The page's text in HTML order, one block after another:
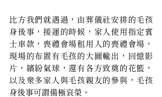
比方我們就遇過，由葬儀社安排的毛孩
身後事，接運的時候，家人使用指定賓
士車款，喪禮會場租用人的喪禮會場，
現場的布置有毛孩的大圖輸出，回憶影
片，繽紛氣球，還有各方致奠的花籃，
以及眾多家人與毛孩親友的參與，毛孩
身後事可謂備極哀榮。